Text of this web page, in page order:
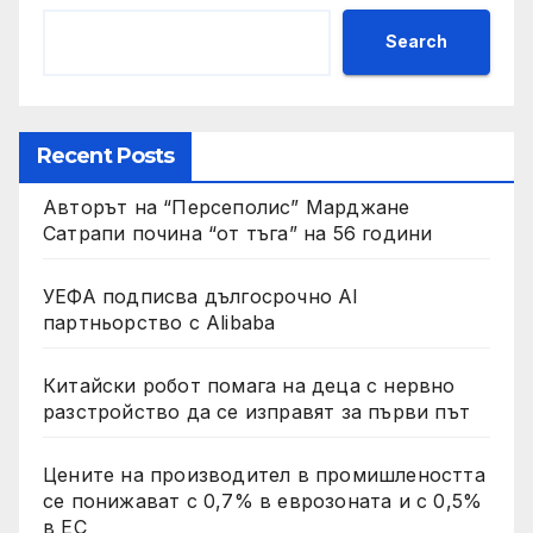
Search
Recent Posts
Авторът на “Персеполис” Марджане
Сатрапи почина “от тъга” на 56 години
УЕФА подписва дългосрочно AI
партньорство с Alibaba
Китайски робот помага на деца с нервно
разстройство да се изправят за първи път
Цените на производител в промишлеността
се понижават с 0,7% в еврозоната и с 0,5%
в ЕС